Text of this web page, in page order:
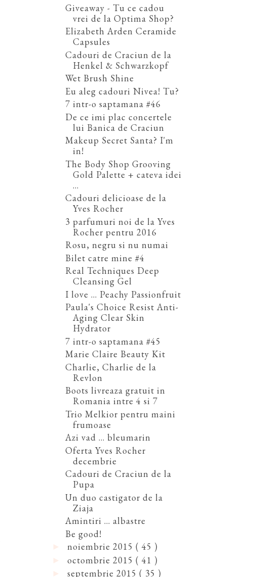
Giveaway - Tu ce cadou
vrei de la Optima Shop?
Elizabeth Arden Ceramide
Capsules
Cadouri de Craciun de la
Henkel & Schwarzkopf
Wet Brush Shine
Eu aleg cadouri Nivea! Tu?
7 intr-o saptamana #46
De ce imi plac concertele
lui Banica de Craciun
Makeup Secret Santa? I'm
in!
The Body Shop Grooving
Gold Palette + cateva idei
...
Cadouri delicioase de la
Yves Rocher
3 parfumuri noi de la Yves
Rocher pentru 2016
Rosu, negru si nu numai
Bilet catre mine #4
Real Techniques Deep
Cleansing Gel
I love ... Peachy Passionfruit
Paula's Choice Resist Anti-
Aging Clear Skin
Hydrator
7 intr-o saptamana #45
Marie Claire Beauty Kit
Charlie, Charlie de la
Revlon
Boots livreaza gratuit in
Romania intre 4 si 7
Trio Melkior pentru maini
frumoase
Azi vad ... bleumarin
Oferta Yves Rocher
decembrie
Cadouri de Craciun de la
Pupa
Un duo castigator de la
Ziaja
Amintiri ... albastre
Be good!
noiembrie 2015 ( 45 )
octombrie 2015 ( 41 )
septembrie 2015 ( 35 )